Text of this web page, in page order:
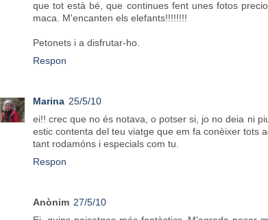
que tot està bé, que continues fent unes fotos
maca. M'encanten els elefants!!!!!!!!
Petonets i a disfrutar-ho.
Respon
Marina 25/5/10
ei!! crec que no és notava, o potser si, jo no deia ni
estic contenta del teu viatge que em fa conèixer tots
tant rodamóns i especials com tu.
Respon
Anònim 27/5/10